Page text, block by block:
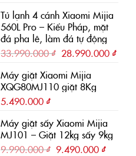
là:
13.490.000 ₫.
Tủ lạnh 4 cánh Xiaomi Mijia
560L Pro – Kiểu Pháp, mặt
đá pha lê, làm đá tự động
33.990.000₫ Giá
là:
33.990.000 ₫.
28.990.000 ₫Giá
Máy giặt Xiaomi Mijia
XQG80MJ110 giặt 8Kg
5.490.000 ₫
Máy giặt sấy Xiaomi Mijia
MJ101 – Giặt 12kg sấy 9kg
9.990.000₫ Giá
9.490.000 ₫Giá